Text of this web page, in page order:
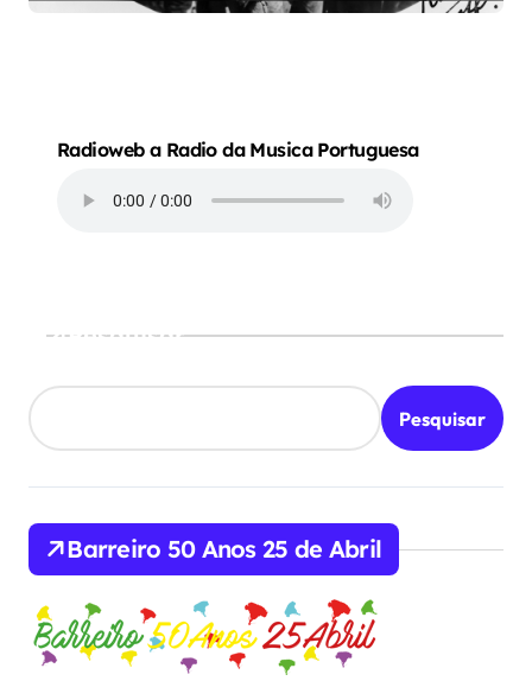
Radioweb a Radio da Musica Portuguesa
Pesquisar
Pesquisar
Barreiro 50 Anos 25 de Abril